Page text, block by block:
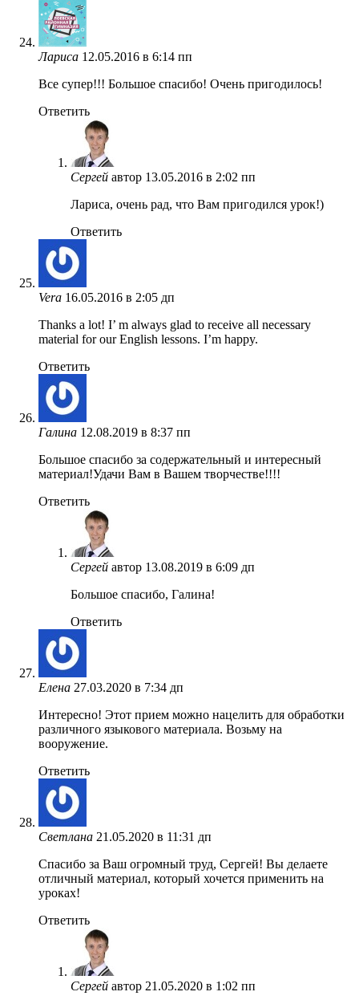
Лариса 12.05.2016 в 6:14 пп
Все супер!!! Большое спасибо! Очень пригодилось!
Ответить
Сергей автор 13.05.2016 в 2:02 пп
Лариса, очень рад, что Вам пригодился урок!)
Ответить
Vera 16.05.2016 в 2:05 дп
Thanks a lot! I’ m always glad to receive all necessary
material for our English lessons. I’m happy.
Ответить
Галина 12.08.2019 в 8:37 пп
Большое спасибо за содержательный и интересный
материал!Удачи Вам в Вашем творчестве!!!!
Ответить
Сергей автор 13.08.2019 в 6:09 дп
Большое спасибо, Галина!
Ответить
Елена 27.03.2020 в 7:34 дп
Интересно! Этот прием можно нацелить для обработки
различного языкового материала. Возьму на
вооружение.
Ответить
Светлана 21.05.2020 в 11:31 дп
Спасибо за Ваш огромный труд, Сергей! Вы делаете
отличный материал, который хочется применить на
уроках!
Ответить
Сергей автор 21.05.2020 в 1:02 пп